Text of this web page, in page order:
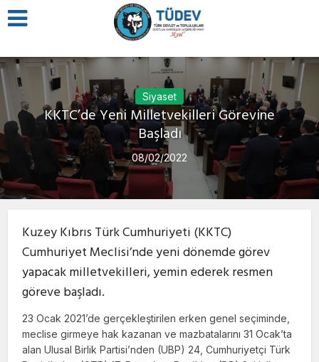
Siyaset
KKTC’de Yeni Milletvekilleri Görevine
Başladı
08/02/2022
Kuzey Kıbrıs Türk Cumhuriyeti (KKTC)
Cumhuriyet Meclisi’nde yeni dönemde görev
yapacak milletvekilleri, yemin ederek resmen
göreve başladı.
23 Ocak 2021’de gerçekleştirilen erken genel seçiminde,
meclise girmeye hak kazanan ve mazbatalarını 31 Ocak’ta
alan Ulusal Birlik Partisi’nden (UBP) 24, Cumhuriyetçi Türk